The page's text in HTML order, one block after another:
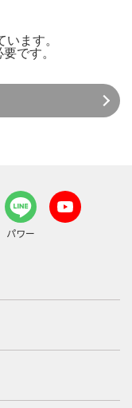
ます。
です。
パワー